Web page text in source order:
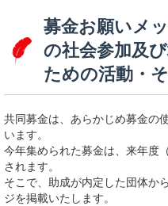
募金お願いメ
の社会参加及
ための活動・そ
共同募金は、あらかじめ募金の
います。
今年集められた募金は、来年度
されます。
そこで、助成が内定した団体か
ジを掲載いたします。